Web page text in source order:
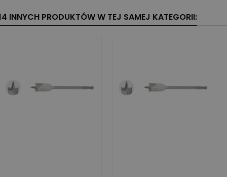
INNYCH PRODUKTÓW W TEJ SAMEJ KATEGORII: